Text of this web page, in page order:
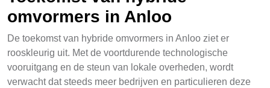
omvormers in Anloo
De toekomst van hybride omvormers in Anloo ziet er
rooskleurig uit. Met de voortdurende technologische
vooruitgang en de steun van lokale overheden, wordt
verwacht dat steeds meer bedrijven en particulieren deze